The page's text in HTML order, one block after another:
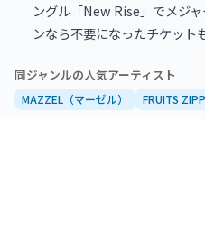
ングル「New Rise」でメジ
ンなら不要になったチケット
同ジャンルの人気アーティスト
MAZZEL（マーゼル） FRUITS